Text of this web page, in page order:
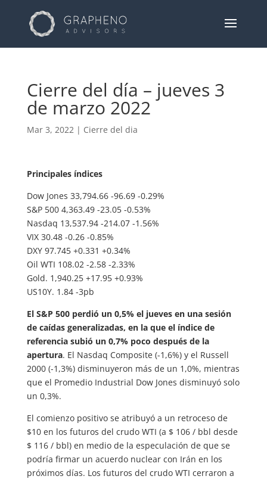
Cierre del día – jueves 3
de marzo 2022
Mar 3, 2022| Cierre del dia
Principales índices
Dow Jones 33,794.66 -96.69 -0.29%
S&P 500 4,363.49 -23.05 -0.53%
Nasdaq 13,537.94 -214.07 -1.56%
VIX 30.48 -0.26 -0.85%
DXY 97.745 +0.331 +0.34%
Oil WTI 108.02 -2.58 -2.33%
Gold. 1,940.25 +17.95 +0.93%
US10Y. 1.84 -3pb
El S&P 500 perdió un 0,5% el jueves en una sesión
de caídas generalizadas, en la que el índice de
referencia subió un 0,7% poco después de la
apertura. El Nasdaq Composite (-1,6%) y el Russell
2000 (-1,3%) disminuyeron más de un 1,0%, mientras
que el Promedio Industrial Dow Jones disminuyó solo
un 0,3%.
El comienzo positivo se atribuyó a un retroceso de
$10 en los futuros del crudo WTI (a $ 106 / bbl desde
$ 116 / bbl) en medio de la especulación de que se
podría firmar un acuerdo nuclear con Irán en los
próximos días. Los futuros del crudo WTI cerraron a